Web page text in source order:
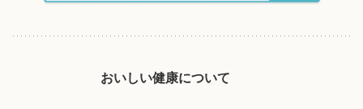
おいしい健康について